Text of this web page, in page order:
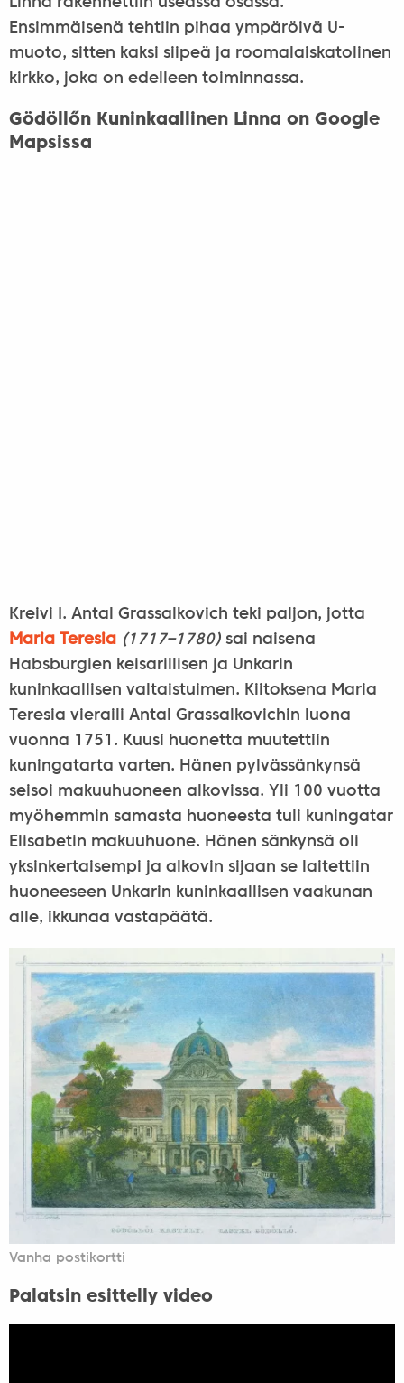
Linna rakennettiin useassa osassa.
Ensimmäisenä tehtiin pihaa ympäröivä U-
muoto, sitten kaksi siipeä ja roomalaiskatolinen
kirkko, joka on edelleen toiminnassa.
Gödöllőn Kuninkaallinen Linna on Google
Mapsissa
Kreivi I. Antal Grassalkovich teki paljon, jotta
Maria Teresia (1717–1780)sai naisena
Habsburgien keisarillisen ja Unkarin
kuninkaallisen valtaistuimen. Kiitoksena Maria
Teresia vieraili Antal Grassalkovichin luona
vuonna 1751. Kuusi huonetta muutettiin
kuningatarta varten. Hänen pylvässänkynsä
seisoi makuuhuoneen alkovissa. Yli 100 vuotta
myöhemmin samasta huoneesta tuli kuningatar
Elisabetin makuuhuone. Hänen sänkynsä oli
yksinkertaisempi ja alkovin sijaan se laitettiin
huoneeseen Unkarin kuninkaallisen vaakunan
alle, ikkunaa vastapäätä.
Vanha postikortti
Palatsin esittelly video